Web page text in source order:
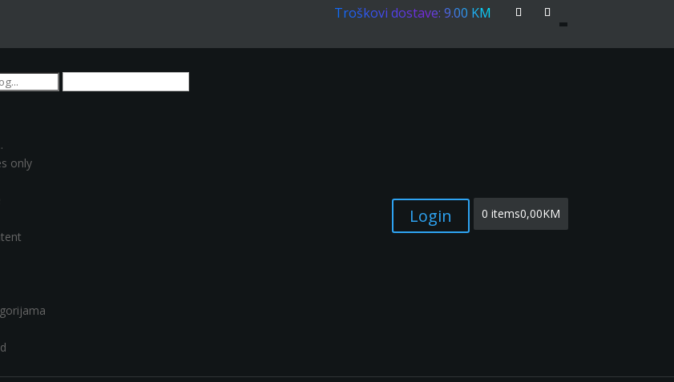
Troškovi dostave: 9.00 KM
only
Login 0 items0,00KM